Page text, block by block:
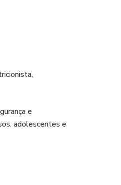
e
adolescentes e